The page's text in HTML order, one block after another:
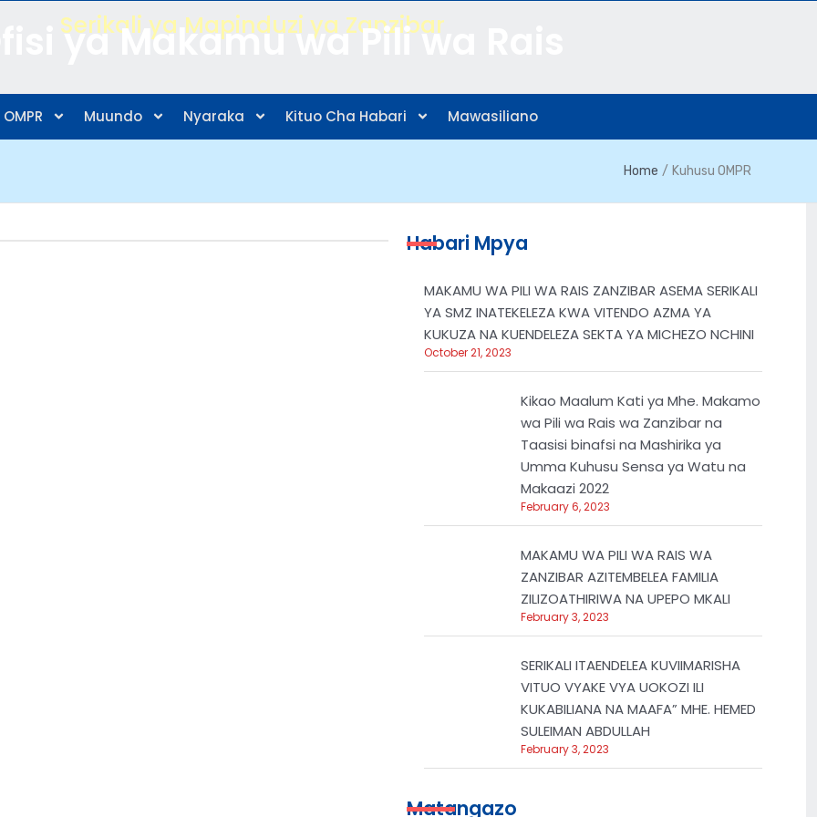
Serikali ya Mapinduzi ya Zanzibar
ya Makamu wa Pili wa Rais
Muundo Nyaraka Kituo Cha Habari Mawasiliano
Home Kuhusu OMPR
Habari Mpya
MAKAMU WA PILI WA RAIS ZANZIBAR ASEMA SERIKALI
YA SMZ INATEKELEZA KWA VITENDO AZMA YA
KUKUZA NA KUENDELEZA SEKTA YA MICHEZO NCHINI
October 21, 2023
Kikao Maalum Kati ya Mhe. Makamo
wa Pili wa Rais wa Zanzibar na
Taasisi binafsi na Mashirika ya
Umma Kuhusu Sensa ya Watu na
Makaazi 2022
February 6, 2023
MAKAMU WA PILI WA RAIS WA
ZANZIBAR AZITEMBELEA FAMILIA
ZILIZOATHIRIWA NA UPEPO MKALI
February 3, 2023
SERIKALI ITAENDELEA KUVIIMARISHA
VITUO VYAKE VYA UOKOZI ILI
KUKABILIANA NA MAAFA” MHE. HEMED
SULEIMAN ABDULLAH
February 3, 2023
Matangazo